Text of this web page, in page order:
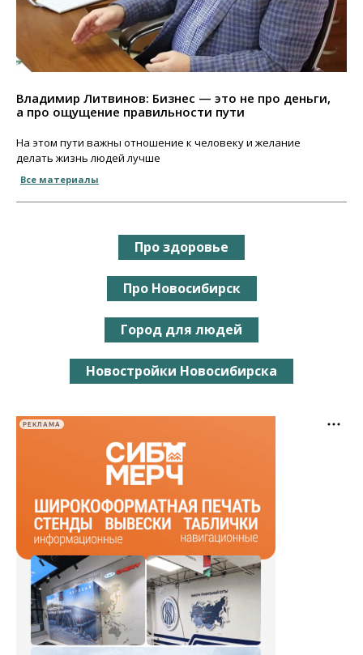
Владимир Литвинов: Бизнес — это не про деньги,
а про ощущение правильности пути
На этом пути важны отношение к человеку и желание
делать жизнь людей лучше
Все материалы
Про здоровье
Про Новосибирск
Город для людей
Новостройки Новосибирска
РЕКЛАМА